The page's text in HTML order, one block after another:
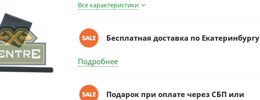
Все характеристики
Бесплатная доставка по Екатеринбургу
Подробнее
Подарок при оплате через СБП или